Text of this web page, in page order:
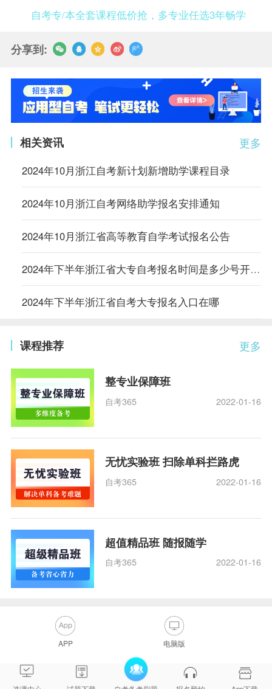
自考专/本全套课程低价抢，多专业任选3年畅学
分享到:
更多
相关资讯
2024年10月浙江自考新计划新增助学课程目录
2024年10月浙江自考网络助学报名安排通知
2024年10月浙江省高等教育自学考试报名公告
2024年下半年浙江省大专自考报名时间是多少号开始报名的
2024年下半年浙江省自考大专报名入口在哪
更多
课程推荐
整专业保障班
自考365 2022-01-16
无忧实验班 扫除单科拦路虎
自考365 2022-01-16
超值精品班 随报随学
自考365 2022-01-16
APP 电脑版